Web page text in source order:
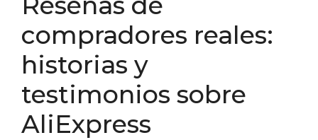
compradores reales:
historias y
testimonios sobre
AliExpress